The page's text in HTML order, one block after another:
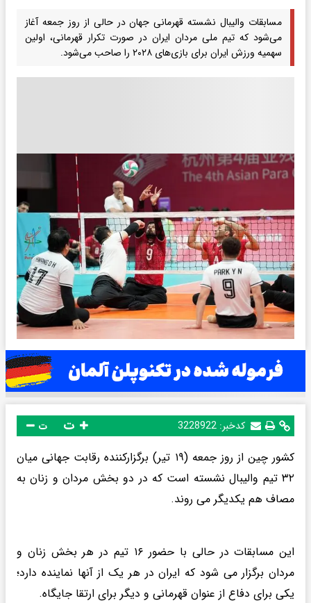
مسابقات والیبال نشسته قهرمانی جهان در حالی از روز جمعه آغاز
می‌شود که تیم ملی مردان ایران در صورت تکرار قهرمانی، اولین
سهمیه ورزش ایران برای بازی‌های ۲۰۲۸ را صاحب می‌شود.
کدخبر: 3228922 ت
کشور چین از روز جمعه (۱۹ تیر) برگزارکننده رقابت جهانی میان
۳۲ تیم والیبال نشسته است که در دو بخش مردان و زنان به
مصاف هم یکدیگر می روند.
این مسابقات در حالی با حضور ۱۶ تیم در هر بخش زنان و
مردان برگزار می شود که ایران در هر یک از آنها نماینده دارد؛
یکی برای دفاع از عنوان قهرمانی و دیگر برای ارتقا جایگاه.